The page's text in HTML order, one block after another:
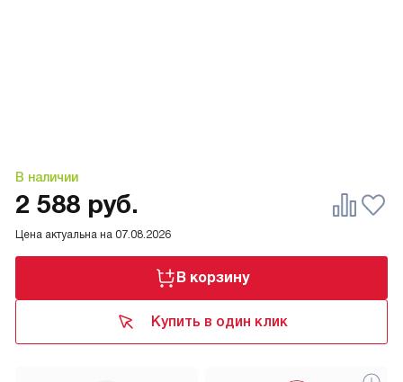
В наличии
Цена актуальна на 07.08.2026
2 588 руб.
В корзину
Купить в один клик